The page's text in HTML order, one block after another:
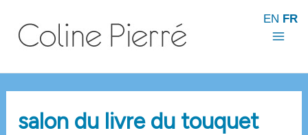
contenu
salon du livre du touquet
EN FR